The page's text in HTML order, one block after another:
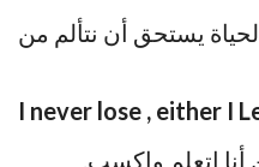
يستحق أن نتألم من
I never lose , either I
أنا اتعلم واكسب.